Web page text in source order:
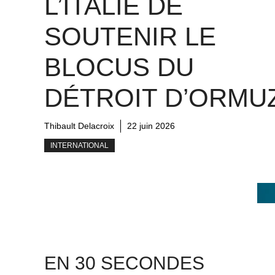
SOUTENIR LE
BLOCUS DU
DÉTROIT
Thibault Delacroix 22 juin 2026
INTERNATIONAL
EN 30 SECONDES